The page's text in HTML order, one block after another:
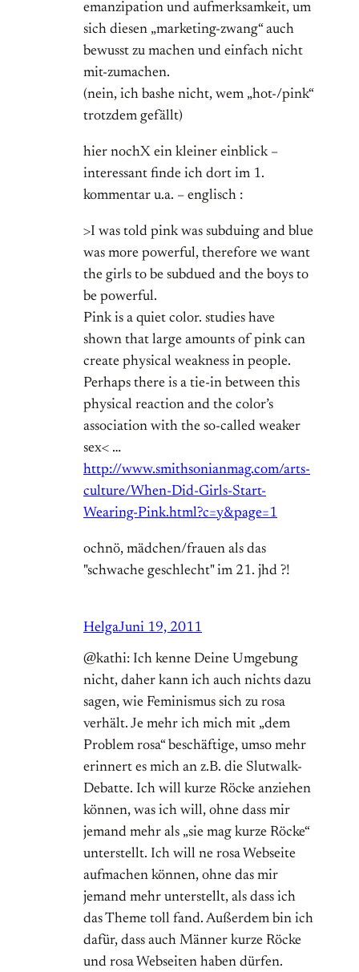
emanzipation und aufmerksamkeit, um
sich diesen „marketing-zwang“ auch
bewusst zu machen und einfach nicht
mit-zumachen.
(nein, ich bashe nicht, wem „hot-/pink“
trotzdem gefällt)
hier nochX ein kleiner einblick –
interessant finde ich dort im 1.
kommentar u.a. – englisch :
>I was told pink was subduing and blue
was more powerful, therefore we want
the girls to be subdued and the boys to
be powerful.
Pink is a quiet color. studies have
shown that large amounts of pink can
create physical weakness in people.
Perhaps there is a tie-in between this
physical reaction and the color’s
association with the so-called weaker
sex< …
http://www.smithsonianmag.com/arts-
culture/When-Did-Girls-Start-
Wearing-Pink.html?c=y&page=1
ochnö, mädchen/frauen als das
"schwache geschlecht" im 21. jhd ?!
HelgaJuni 19, 2011
@kathi: Ich kenne Deine Umgebung
nicht, daher kann ich auch nichts dazu
sagen, wie Feminismus sich zu rosa
verhält. Je mehr ich mich mit „dem
Problem rosa“ beschäftige, umso mehr
erinnert es mich an z.B. die Slutwalk-
Debatte. Ich will kurze Röcke anziehen
können, was ich will, ohne dass mir
jemand mehr als „sie mag kurze Röcke“
unterstellt. Ich will ne rosa Webseite
aufmachen können, ohne das mir
jemand mehr unterstellt, als dass ich
das Theme toll fand. Außerdem bin ich
dafür, dass auch Männer kurze Röcke
und rosa Webseiten haben dürfen.